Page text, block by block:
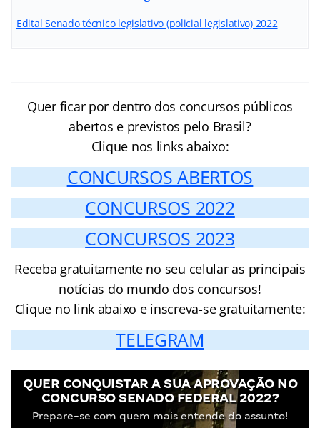
Edital Senado técnico legislativo (policial legislativo) 2022
Quer ficar por dentro dos concursos públicos
abertos e previstos pelo Brasil?
Clique nos links abaixo:
CONCURSOS ABERTOS
CONCURSOS 2022
CONCURSOS 2023
Receba gratuitamente no seu celular as principais
notícias do mundo dos concursos!
Clique no link abaixo e inscreva-se gratuitamente:
TELEGRAM
QUER CONQUISTAR A SUA APROVAÇÃO NO
CONCURSO SENADO FEDERAL 2022?
Prepare-se com quem mais entende do assunto!